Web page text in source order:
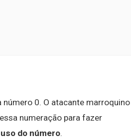
0. O atacante marroquino
numeração para fazer
do número.